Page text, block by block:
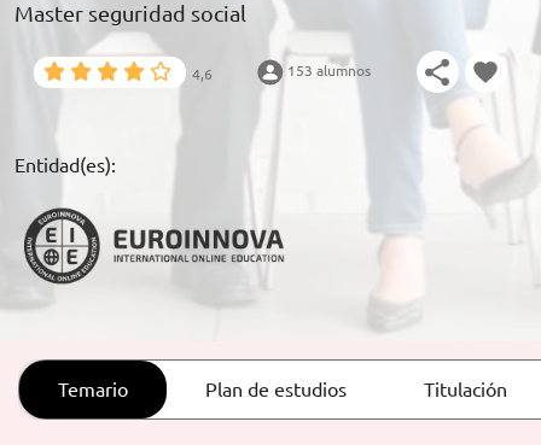
CONOCE EUROINNOVA
RECURSOS EDUCATIVOS
ARTÍCULOS
formacion@euroinnova.com
Master seguridad social
4,6 153 alumnos
Entidad(es):
Temario Plan de estudios Titulación